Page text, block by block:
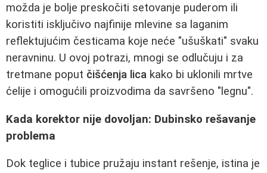
možda je bolje preskočiti setovanje puderom ili
koristiti isključivo najfinije mlevine sa laganim
reflektujućim česticama koje neće "ušuškati" svaku
neravninu. U ovoj potrazi, mnogi se odlučuju i za
tretmane poput čišćenja lica kako bi uklonili mrtve
ćelije i omogućili proizvodima da savršeno "legnu".
Kada korektor nije dovoljan: Dubinsko rešavanje
problema
Dok teglice i tubice pružaju instant rešenje, istina je